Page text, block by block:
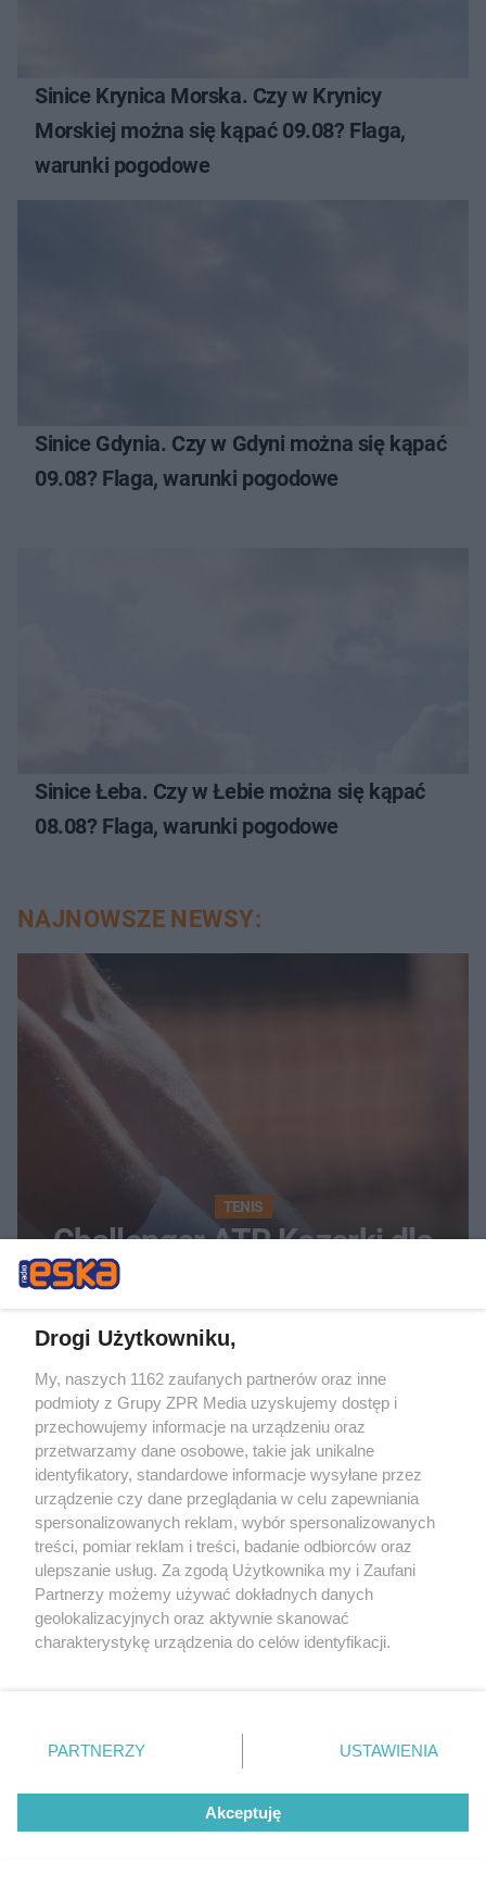
Sinice Krynica Morska. Czy w Krynicy
Morskiej można się kąpać 09.08? Flaga,
warunki pogodowe
Sinice Gdynia. Czy w Gdyni można się kąpać
09.08? Flaga, warunki pogodowe
Sinice Łeba. Czy w Łebie można się kąpać
08.08? Flaga, warunki pogodowe
NAJNOWSZE NEWSY:
TENIS
Challenger ATP Kozerki dla
Austriaka. Kto triumfował w
grze podwójnej?
ŻUŻEL
2. Ekstraliga żużlowa dla
cenny punkt bonusowy?
Drogi Użytkowniku,
My, naszych 1162 zaufanych partnerów oraz inne
podmioty z Grupy ZPR Media uzyskujemy dostęp i
przechowujemy informacje na urządzeniu oraz
przetwarzamy dane osobowe, takie jak unikalne
identyfikatory, standardowe informacje wysyłane przez
urządzenie czy dane przeglądania w celu zapewniania
spersonalizowanych reklam, wybór spersonalizowanych
treści, pomiar reklam i treści, badanie odbiorców oraz
ulepszanie usług. Za zgodą Użytkownika my i Zaufani
Partnerzy możemy używać dokładnych danych
geolokalizacyjnych oraz aktywnie skanować
charakterystykę urządzenia do celów identyfikacji.
zmienić/wycofać klikając przycisk ustawień prywatności
znajdujący się w lewym dolnym rogu strony
rodzaje przetwarzania danych nie wymagają zgody
użytkownika, ale masz prawo sprzeciwić się takiemu
przetwarzaniu. Preferencje będą miały zastosowanie tylko
PARTNERZY USTAWIENIA
Akceptuję